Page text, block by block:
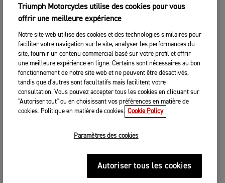
Triumph Motorcycles utilise des cookies pour vous
offrir une meilleure expérience
Notre site web utilise des cookies et des technologies similaires pour
faciliter votre navigation sur le site, analyser les performances du
site, fournir un contenu commercial basé sur votre profil et offrir
une meilleure expérience en ligne. Certains sont nécessaires au bon
fonctionnement de notre site web et ne peuvent être désactivés,
tandis que d'autres sont facultatifs mais facilitent votre
consultation. Vous pouvez accepter tous les cookies en cliquant sur
"Autoriser tout" ou en choisissant vos préférences en matière de
cookies. Politique en matière de cookies. Cookie Policy
Paramètres des cookies
Autoriser tous les cookies